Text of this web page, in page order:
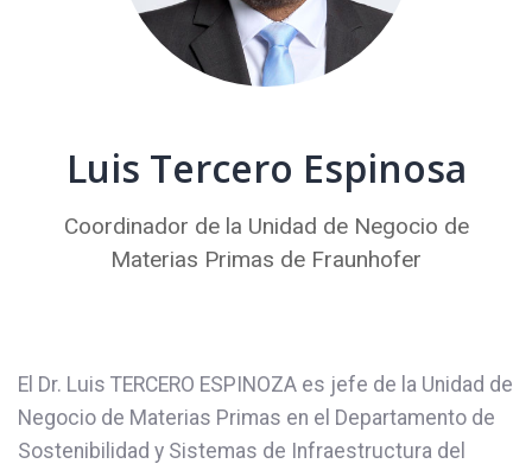
Luis Tercero Espinosa
Coordinador de la Unidad de Negocio de
Materias Primas de Fraunhofer
El Dr. Luis TERCERO ESPINOZA es jefe de la Unidad de
Negocio de Materias Primas en el Departamento de
Sostenibilidad y Sistemas de Infraestructura del